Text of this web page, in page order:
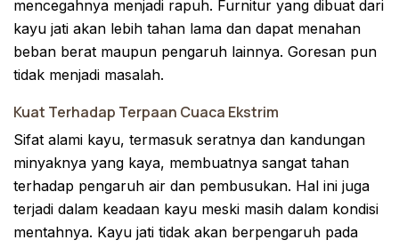
mencegahnya menjadi rapuh. Furnitur yang dibuat dari
kayu jati akan lebih tahan lama dan dapat menahan
beban berat maupun pengaruh lainnya. Goresan pun
tidak menjadi masalah.
Kuat Terhadap Terpaan Cuaca Ekstrim
Sifat alami kayu, termasuk seratnya dan kandungan
minyaknya yang kaya, membuatnya sangat tahan
terhadap pengaruh air dan pembusukan. Hal ini juga
terjadi dalam keadaan kayu meski masih dalam kondisi
mentahnya. Kayu jati tidak akan berpengaruh pada